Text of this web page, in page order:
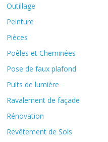
Outillage
Peinture
Pièces
Poêles et Cheminées
Pose de faux plafond
Puits de lumière
Ravalement de façade
Rénovation
Revêtement de Sols